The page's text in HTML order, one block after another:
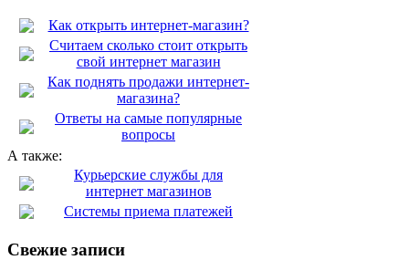
Как открыть интернет-магазин?
Считаем сколько стоит открыть
свой интернет магазин
Как поднять продажи интернет-
магазина?
Ответы на самые популярные
вопросы
А также:
Курьерские службы для
интернет магазинов
Системы приема платежей
Свежие записи